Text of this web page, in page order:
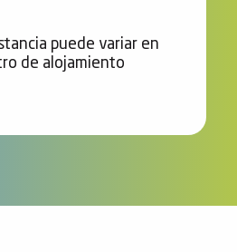
puede variar en
de alojamiento